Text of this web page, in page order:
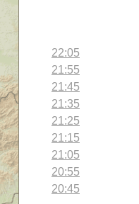
22:05
21:55
21:45
21:35
21:25
21:15
21:05
20:55
20:45